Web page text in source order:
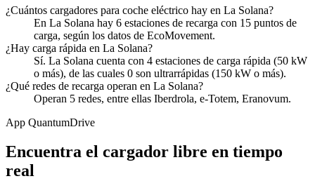
¿Cuántos cargadores para coche eléctrico hay en La Solana?
En La Solana hay 6 estaciones de recarga con 15 puntos de
carga, según los datos de EcoMovement.
¿Hay carga rápida en La Solana?
Sí. La Solana cuenta con 4 estaciones de carga rápida (50 kW
o más), de las cuales 0 son ultrarrápidas (150 kW o más).
¿Qué redes de recarga operan en La Solana?
Operan 5 redes, entre ellas Iberdrola, e-Totem, Eranovum.
App QuantumDrive
Encuentra el cargador libre en tiempo
real